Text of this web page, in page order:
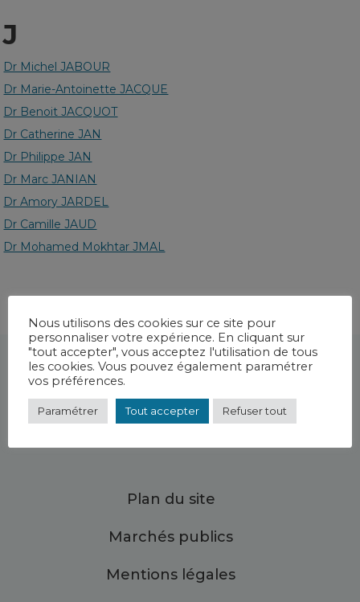
J
Dr Michel JABOUR
Dr Marie-Antoinette JACQUE
Dr Benoit JACQUOT
Dr Catherine JAN
Dr Philippe JAN
Dr Marc JANIAN
Dr Amory JARDEL
Dr Camille JAUD
Dr Mohamed Mokhtar JMAL
Plan du site
Marchés publics
Mentions légales
Nous utilisons des cookies sur ce site pour
personnaliser votre expérience. En cliquant sur
"tout accepter", vous acceptez l'utilisation de tous
les cookies. Vous pouvez également paramétrer
vos préférences.
Paramétrer Tout accepter Refuser tout